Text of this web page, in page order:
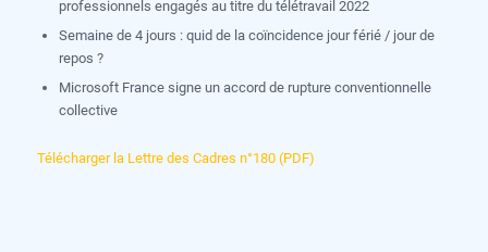
professionnels engagés au titre du télétravail 2022
Semaine de 4 jours : quid de la coïncidence jour férié / jour de
repos ?
Microsoft France signe un accord de rupture conventionnelle
collective
Télécharger la Lettre des Cadres n°180 (PDF)